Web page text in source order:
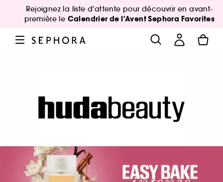
Rejoignez la liste d'attente pour découvrir en avant-
première le Calendrier de l'Avent Sephora Favorites